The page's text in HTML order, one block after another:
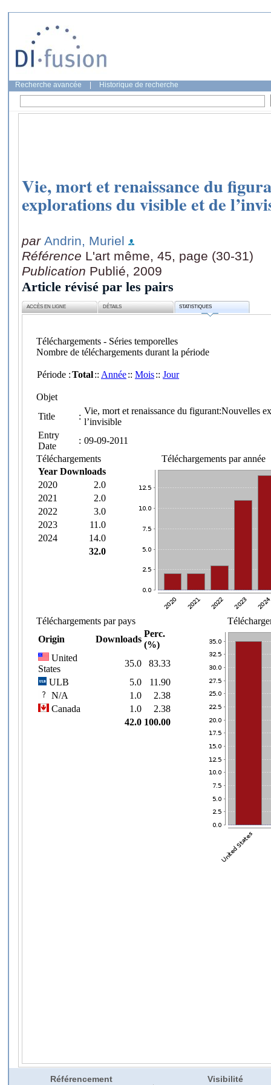
Recherche avancée Historique de recherche
Vie, mort et renaissance du
explorations du visible et de
par Andrin, Muriel
Référence L'art même, 45, page (30-31)
Publication Publié, 2009
Article révisé par les pairs
ACCÈS EN LIGNE DÉTAILS STATISTIQUES
Référencement Visibilité